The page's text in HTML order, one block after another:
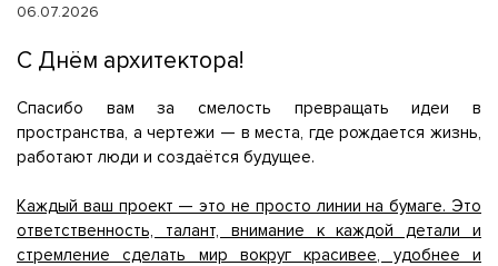
06.07.2026
С Днём архитектора!
Спасибо вам за смелость превращать идеи в
пространства, а чертежи — в места, где рождается жизнь,
работают люди и создаётся будущее.
Каждый ваш проект — это не просто линии на бумаге. Это
ответственность, талант, внимание к каждой детали и
стремление сделать мир вокруг красивее, удобнее и